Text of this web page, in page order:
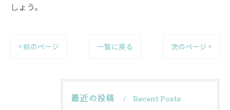
しょう。
< 前のページ 一覧に戻る 次のページ >
最近の投稿 Recent Posts